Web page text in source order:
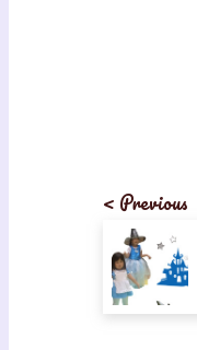
< Previous